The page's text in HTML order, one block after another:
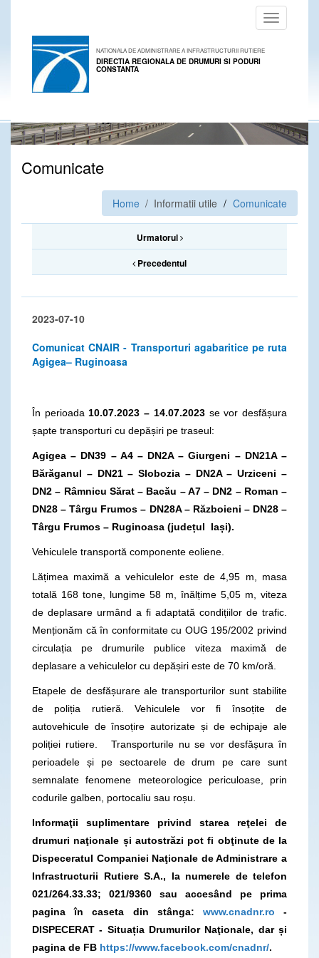
Toggle
navigation
NATIONALA DE ADMINISTRARE A INFRASTRUCTURII RUTIERE
DIRECTIA REGIONALA DE DRUMURI SI PODURI
CONSTANTA
Comunicate
Home / Informatii utile Comunicate
Urmatorul
Precedentul
2023-07-10
Comunicat CNAIR - Transporturi agabaritice pe ruta
Agigea– Ruginoasa
În perioada 10.07.2023 – 14.07.2023 se vor desfășura
șapte transporturi cu depășiri pe traseul:
Agigea – DN39 – A4 – DN2A – Giurgeni – DN21A –
Bărăganul – DN21 – Slobozia – DN2A – Urziceni –
DN2 – Râmnicu Sărat – Bacău – A7 – DN2 – Roman –
DN28 – Târgu Frumos – DN28A – Războieni – DN28 –
Târgu Frumos – Ruginoasa (județul Iași).
Vehiculele transportă componente eoliene.
Lățimea maximă a vehiculelor este de 4,95 m, masa
totală 168 tone, lungime 58 m, înălțime 5,05 m, viteza
de deplasare urmând a fi adaptată condițiilor de trafic.
Menționăm că în conformitate cu OUG 195/2002 privind
circulația pe drumurile publice viteza maximă de
deplasare a vehiculelor cu depășiri este de 70 km/oră.
Etapele de desfășurare ale transporturilor sunt stabilite
de poliția rutieră. Vehiculele vor fi însoțite de
autovehicule de însoțire autorizate și de echipaje ale
poliției rutiere. Transporturile nu se vor desfășura în
perioadele și pe sectoarele de drum pe care sunt
semnalate fenomene meteorologice periculoase, prin
codurile galben, portocaliu sau roșu.
Informaţii suplimentare privind starea reţelei de
drumuri naţionale și autostrăzi pot fi obţinute de la
Dispeceratul Companiei Naţionale de Administrare a
Infrastructurii Rutiere S.A., la numerele de telefon
021/264.33.33; 021/9360 sau accesând pe prima
pagina în caseta din stânga: www.cnadnr.ro -
DISPECERAT - Situația Drumurilor Naţionale, dar și
pagina de FB https://www.facebook.com/cnadnr/.